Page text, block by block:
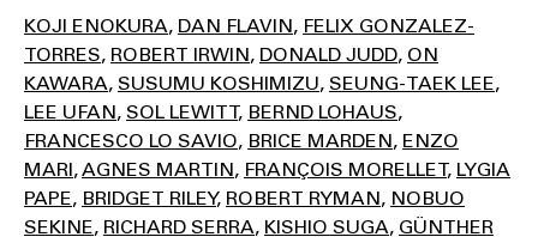
KOJI ENOKURA DAN FLAVIN FELIX GONZALEZ-
TORRES ROBERT IRWIN DONALD JUDD ON
KAWARA SUSUMU KOSHIMIZU SEUNG-TAEK LEE
LEE UFAN SOL LEWITT BERND LOHAUS
FRANCESCO LO SAVIO BRICE MARDEN ENZO
MARI AGNES MARTIN FRANÇOIS MORELLET LYGIA
PAPE BRIDGET RILEY ROBERT RYMAN NOBUO
SEKINE RICHARD SERRA KISHIO SUGA GÜNTHER